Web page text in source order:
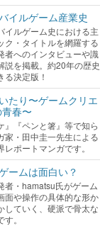
イルゲーム産業史
イルゲーム史における主
ク・タイトルを網羅する
者へのインタビューや識
説を掲載。約20年の歴史
る決定版！
たり〜ゲームクリエ
春〜
』『ペンと箸』等で知ら
家・田中圭一先生による
レポートマンガです。
ームは面白い？
者・hamatsu氏がゲーム
面や操作の具体的な形か
していく、硬派で骨太な
。